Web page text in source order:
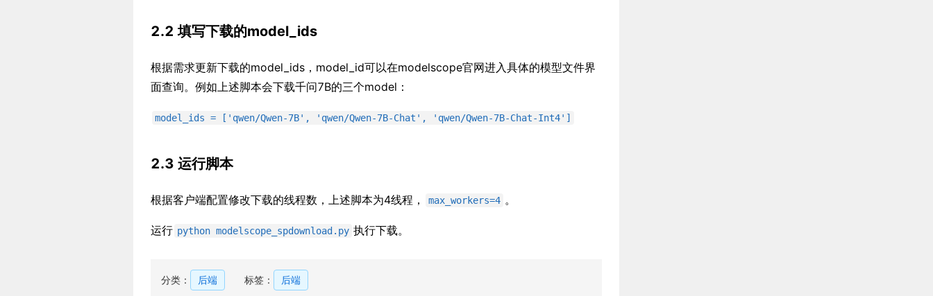
2.2 填写下载的model_ids
根据需求更新下载的model_ids，model_id可以在modelscope官网进入具体的模型文件界
面查询。例如上述脚本会下载千问7B的三个model：
model_ids = ['qwen/Qwen-7B', 'qwen/Qwen-7B-Chat', 'qwen/Qwen-7B-Chat-Int4']
2.3 运行脚本
根据客户端配置修改下载的线程数，上述脚本为4线程， max_workers=4 。
运行 python modelscope_spdownload.py 执行下载。
分类： 后端 标签： 后端